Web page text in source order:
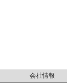
会社情報